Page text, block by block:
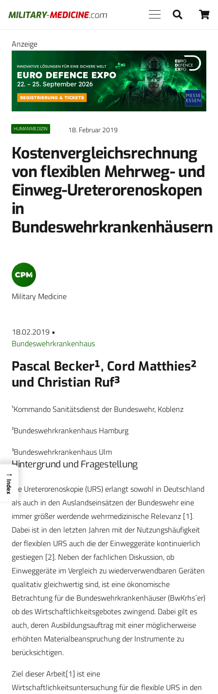
Anzeige
HUMANMEDIZIN 18. Februar 2019
Kostenvergleichsrechnung
von flexiblen Mehrweg- und
Einweg-Ureterorenoskopen
in
Bundeswehrkrankenhäusern
Military Medicine
18.02.2019 •
Bundeswehrkrankenhaus
Pascal Becker¹, Cord Matthies²
und Christian Ruf³
¹Kommando Sanitätsdienst der Bundeswehr, Koblenz
²Bundeswehrkrankenhaus Hamburg
³Bundeswehrkrankenhaus Ulm
Hintergrund und Fragestellung
Die Ureterorenoskopie (URS) erlangt sowohl in Deutschland
als auch in den Auslandseinsätzen der Bundeswehr eine
immer größer werdende wehrmedizinische Relevanz [1].
Dabei ist in den letzten Jahren mit der Nutzungshäufigkeit
der flexiblen URS auch die der Einweggeräte kontinuierlich
gestiegen [2]. Neben der fachlichen Diskussion, ob
Einweggeräte im Vergleich zu wiederverwendbaren Geräten
qualitativ gleichwertig sind, ist eine ökonomische
Betrachtung für die Bundeswehrkrankenhäuser (BwKrhs´er)
ob des Wirtschaftlichkeitsgebotes zwingend. Dabei gilt es
auch, deren Ausbildungsauftrag mit einer möglicherweise
erhöhten Materialbeanspruchung der Instrumente zu
berücksichtigen.
Ziel dieser Arbeit[1] ist eine
Wirtschaftlichkeitsuntersuchung für die flexible URS in den
→
Index